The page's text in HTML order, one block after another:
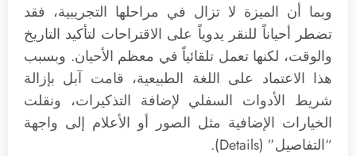
وبما أن الميزة لا تزال في مراحلها التجريبية، فقد
تضطر أحياناً للنقر يدوياً على الاقتراحات لتأكيد التاريخ
والوقت، لكنها تعمل تلقائياً في معظم الأحيان. وبسبب
هذا الاعتماد على اللغة الطبيعية، قامت آبل بإزالة
شريط الأدوات السفلي لإضافة التذكيرات، ونقلت
الخيارات الإضافية مثل الصور أو الأعلام إلى واجهة
“التفاصيل” (Details).